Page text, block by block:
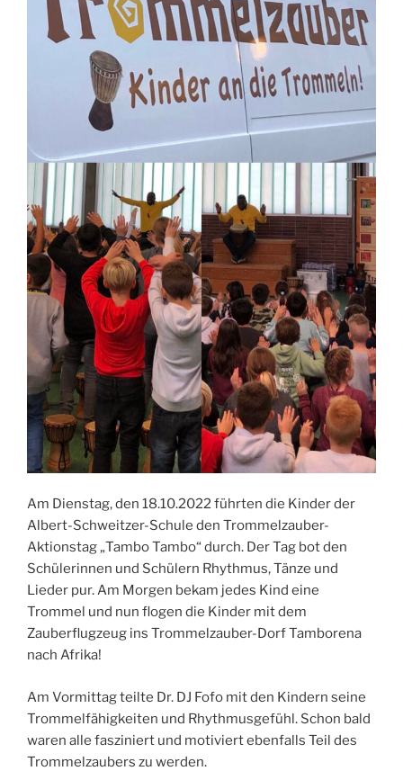
Am Dienstag, den 18.10.2022 führten die Kinder der
Albert-Schweitzer-Schule den Trommelzauber-
Aktionstag „Tambo Tambo“ durch. Der Tag bot den
Schülerinnen und Schülern Rhythmus, Tänze und
Lieder pur. Am Morgen bekam jedes Kind eine
Trommel und nun flogen die Kinder mit dem
Zauberflugzeug ins Trommelzauber-Dorf Tamborena
nach Afrika!
Am Vormittag teilte Dr. DJ Fofo mit den Kindern seine
Trommelfähigkeiten und Rhythmusgefühl. Schon bald
waren alle fasziniert und motiviert ebenfalls Teil des
Trommelzaubers zu werden.